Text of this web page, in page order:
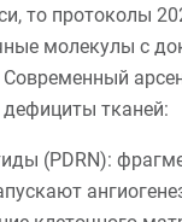
то протоколы
молекулы с
тканей:
(PDRN):